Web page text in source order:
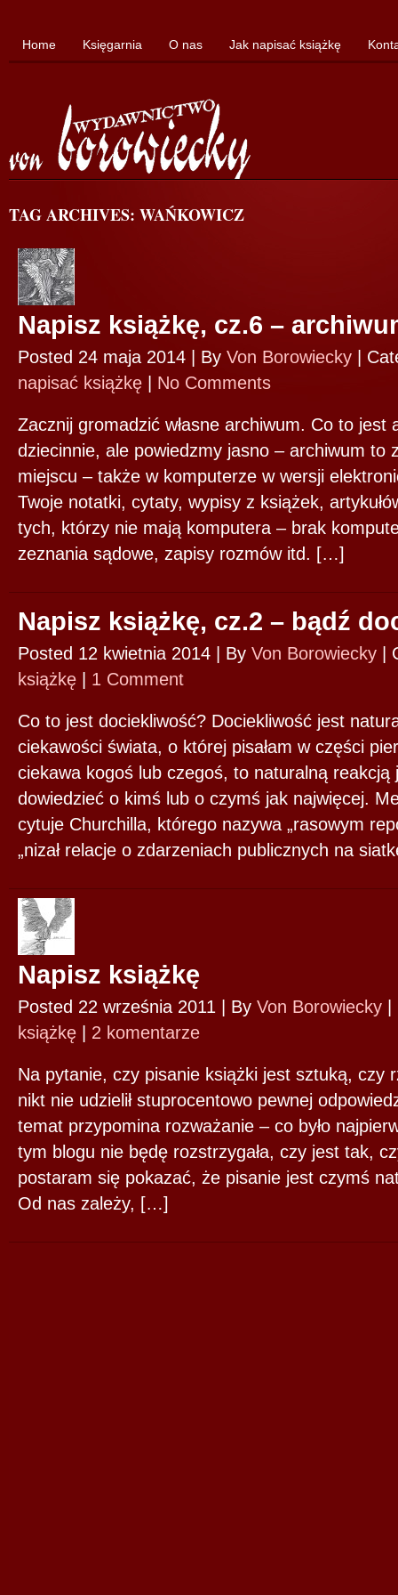
Home Księgarnia O nas Jak napisać książkę
TAG ARCHIVES: WAŃKOWICZ
Napisz książkę, cz.6 –
Posted 24 maja 2014 | By Von Borowiecky
napisać książkę
No Comments
Zacznij gromadzić własne archiwum. Co to jest
dziecinnie, ale powiedzmy jasno – archiwum to
miejscu – także w komputerze w wersji
Twoje notatki, cytaty, wypisy z książek,
tych, którzy nie mają komputera – brak
zeznania sądowe, zapisy rozmów itd. […]
Napisz książkę, cz.2 – bądź
Posted 12 kwietnia 2014 | By Von Borowiecky
książkę
1 Comment
Co to jest dociekliwość? Dociekliwość jest
ciekawości świata, o której pisałam w części
ciekawa kogoś lub czegoś, to naturalną reakcją
dowiedzieć o kimś lub o czymś jak najwięcej.
cytuje Churchilla, którego nazywa „rasowym
„nizał relacje o zdarzeniach publicznych na
Napisz książkę
Posted 22 września 2011 | By Von Borowiecky
książkę
2 komentarze
Na pytanie, czy pisanie książki jest sztuką, czy
nikt nie udzielił stuprocentowo pewnej
temat przypomina rozważanie – co było
tym blogu nie będę rozstrzygała, czy jest tak,
postaram się pokazać, że pisanie jest czymś
Od nas zależy, […]